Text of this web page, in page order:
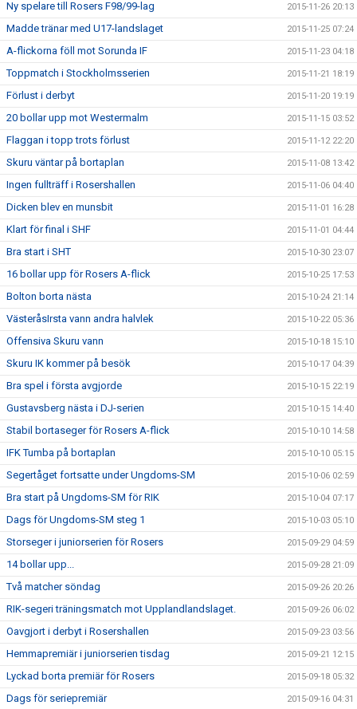
Ny spelare till Rosers F98/99-lag 2015-11-26 20:13
Madde tränar med U17-landslaget 2015-11-25 07:24
A-flickorna föll mot Sorunda IF 2015-11-23 04:18
Toppmatch i Stockholmsserien 2015-11-21 18:19
Förlust i derbyt 2015-11-20 19:19
20 bollar upp mot Westermalm 2015-11-15 03:52
Flaggan i topp trots förlust 2015-11-12 22:20
Skuru väntar på bortaplan 2015-11-08 13:42
Ingen fullträff i Rosershallen 2015-11-06 04:40
Dicken blev en munsbit 2015-11-01 16:28
Klart för final i SHF 2015-11-01 04:44
Bra start i SHT 2015-10-30 23:07
16 bollar upp för Rosers A-flick 2015-10-25 17:53
Bolton borta nästa 2015-10-24 21:14
VästeråsIrsta vann andra halvlek 2015-10-22 05:36
Offensiva Skuru vann 2015-10-18 15:10
Skuru IK kommer på besök 2015-10-17 04:39
Bra spel i första avgjorde 2015-10-15 22:19
Gustavsberg nästa i DJ-serien 2015-10-15 14:40
Stabil bortaseger för Rosers A-flick 2015-10-10 14:58
IFK Tumba på bortaplan 2015-10-10 05:15
Segertåget fortsatte under Ungdoms-SM 2015-10-06 02:59
Bra start på Ungdoms-SM för RIK 2015-10-04 07:17
Dags för Ungdoms-SM steg 1 2015-10-03 05:10
Storseger i juniorserien för Rosers 2015-09-29 04:59
14 bollar upp... 2015-09-28 21:09
Två matcher söndag 2015-09-26 20:26
RIK-segeri träningsmatch mot Upplandlandslaget. 2015-09-26 06:02
Oavgjort i derbyt i Rosershallen 2015-09-23 03:56
Hemmapremiär i juniorserien tisdag 2015-09-21 12:15
Lyckad borta premiär för Rosers 2015-09-18 05:32
Dags för seriepremiär 2015-09-16 04:31